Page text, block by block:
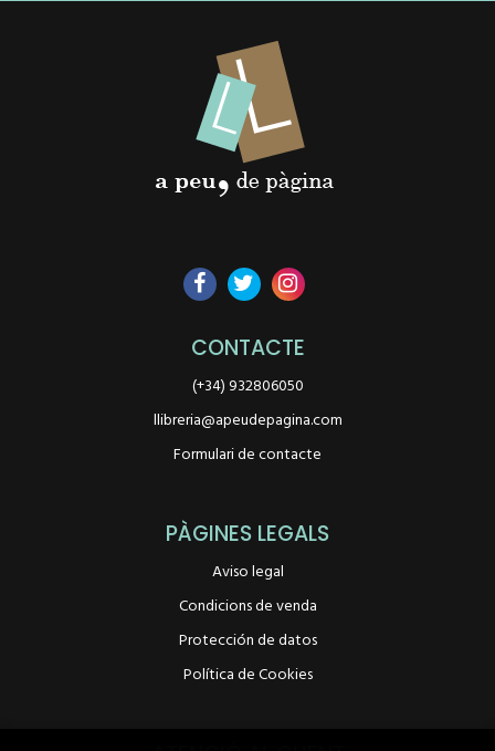
CONTACTE
(+34) 932806050
llibreria@apeudepagina.com
Formulari de contacte
PÀGINES LEGALS
Aviso legal
Condicions de venda
Protección de datos
Política de Cookies